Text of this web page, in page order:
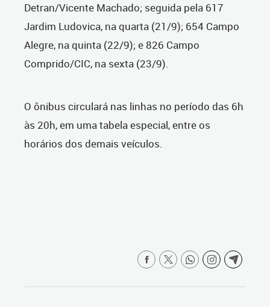
Detran/Vicente Machado; seguida pela 617
Jardim Ludovica, na quarta (21/9); 654 Campo
Alegre, na quinta (22/9); e 826 Campo
Comprido/CIC, na sexta (23/9).
O ônibus circulará nas linhas no período das 6h
às 20h, em uma tabela especial, entre os
horários dos demais veículos.